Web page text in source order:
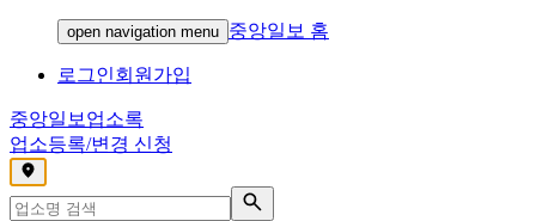
open navigation menu 중앙일보 홈
로그인회원가입
중앙일보 업소록
업소등록/변경 신청
,